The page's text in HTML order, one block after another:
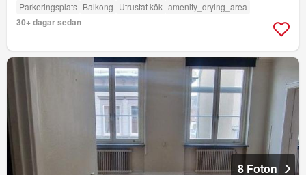
Parkeringsplats Balkong Utrustat kök amenity_drying_area
30+ dagar sedan
8 Foton